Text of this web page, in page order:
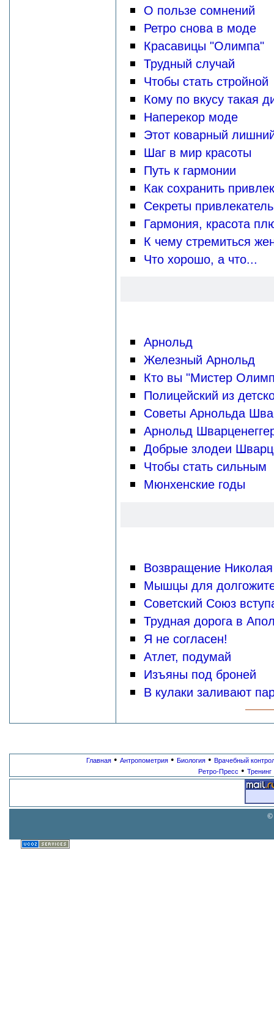
О пользе сомнений
Ретро снова в моде
Красавицы "Олимпа"
Трудный случай
Чтобы стать стройной
Кому по вкусу такая
Наперекор моде
Этот коварный
Шаг в мир красоты
Путь к гармонии
Как сохранить
Секреты
Гармония, красота
К чему стремиться
Что хорошо, а что...
Арнольд
Железный Арнольд
Кто вы "Мистер
Полицейский из
Советы Арнольда
Арнольд
Добрые злодеи
Чтобы стать сильным
Мюнхенские годы
Возвращение
Мышцы для
Советский Союз
Трудная дорога в
Я не согласен!
Атлет, подумай
Изъяны под броней
В кулаки заливают
Главная • Антропометрия • Биология • Врачебный
Ретро-Пресс • Тренинг
©